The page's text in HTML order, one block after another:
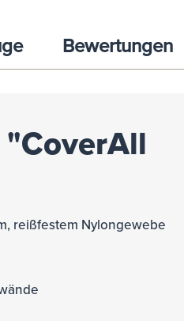
Bewertungen
reißfestem Nylongewebe